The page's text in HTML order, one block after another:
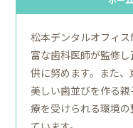
松本デンタルオフィ
富な歯科医師が監修
供に努めます。また
美しい歯並びを作る
療を受けられる環境